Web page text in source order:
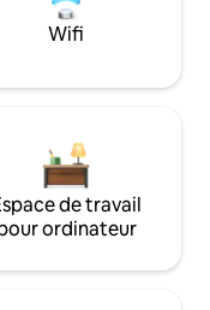
Wifi
de travail
ordinateur